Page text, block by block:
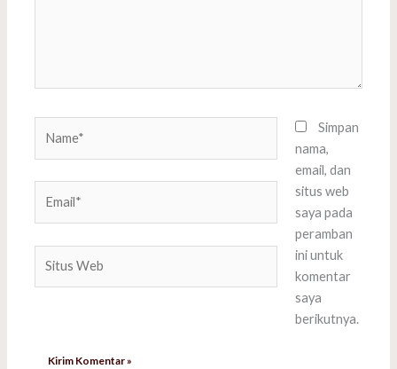
Simpan
nama,
email, dan
situs web
saya pada
peramban
ini untuk
komentar
saya
berikutnya.